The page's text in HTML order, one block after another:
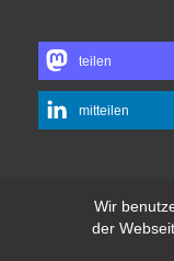
Wir
der
teilen
mitteilen